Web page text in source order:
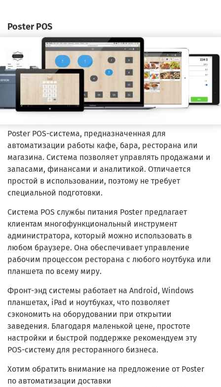
Poster POS
Poster POS-система, предназначенная для
автоматизации работы кафе, бара, ресторана или
магазина. Система позволяет управлять продажами и
запасами, финансами и аналитикой. Отличается
простой в использовании, поэтому не требует
специальной подготовки.
Система POS службы питания Poster предлагает
клиентам многофункциональный инструмент
администратора, который можно использовать в
любом браузере. Она обеспечивает управление
рабочим процессом ресторана с любого ноутбука или
планшета по всему миру.
Фронт-энд системы работает на Android, Windows
планшетах, iPad и ноутбуках, что позволяет
сэкономить на оборудовании при открытии
заведения. Благодаря маленькой цене, простоте
настройки и быстрой поддержке рекомендуем эту
POS-систему для ресторанного бизнеса.
Хотим обратить внимание на предложение от Poster
по автоматизации доставки